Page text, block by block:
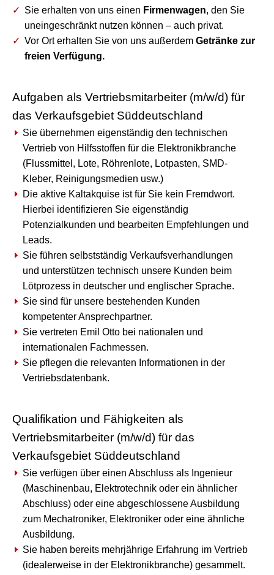
Sie erhalten von uns einen Firmenwagen, den Sie
uneingeschränkt nutzen können – auch privat.
Vor Ort erhalten Sie von uns außerdem Getränke zur
freien Verfügung.
Aufgaben als Vertriebsmitarbeiter (m/w/d) für
das Verkaufsgebiet Süddeutschland
Sie übernehmen eigenständig den technischen
Vertrieb von Hilfsstoffen für die Elektronikbranche
(Flussmittel, Lote, Röhrenlote, Lotpasten, SMD-
Kleber, Reinigungsmedien usw.)
Die aktive Kaltakquise ist für Sie kein Fremdwort.
Hierbei identifizieren Sie eigenständig
Potenzialkunden und bearbeiten Empfehlungen und
Leads.
Sie führen selbstständig Verkaufsverhandlungen
und unterstützen technisch unsere Kunden beim
Lötprozess in deutscher und englischer Sprache.
Sie sind für unsere bestehenden Kunden
kompetenter Ansprechpartner.
Sie vertreten Emil Otto bei nationalen und
internationalen Fachmessen.
Sie pflegen die relevanten Informationen in der
Vertriebsdatenbank.
Qualifikation und Fähigkeiten als
Vertriebsmitarbeiter (m/w/d) für das
Verkaufsgebiet Süddeutschland
Sie verfügen über einen Abschluss als Ingenieur
(Maschinenbau, Elektrotechnik oder ein ähnlicher
Abschluss) oder eine abgeschlossene Ausbildung
zum Mechatroniker, Elektroniker oder eine ähnliche
Ausbildung.
Sie haben bereits mehrjährige Erfahrung im Vertrieb
(idealerweise in der Elektronikbranche) gesammelt.